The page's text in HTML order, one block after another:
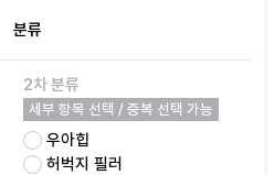
분류
2차 분류
세부 항목 선택 / 중복 선택 가능
우아힙
허벅지 필러